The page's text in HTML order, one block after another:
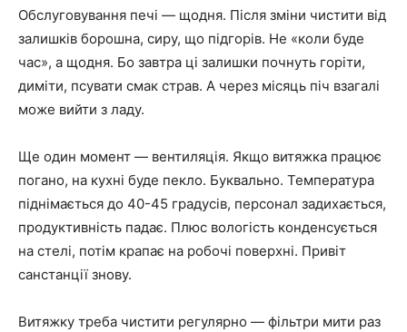
Обслуговування печі — щодня. Після зміни чистити від
залишків борошна, сиру, що підгорів. Не «коли буде
час», а щодня. Бо завтра ці залишки почнуть горіти,
диміти, псувати смак страв. А через місяць піч взагалі
може вийти з ладу.
Ще один момент — вентиляція. Якщо витяжка працює
погано, на кухні буде пекло. Буквально. Температура
піднімається до 40-45 градусів, персонал задихається,
продуктивність падає. Плюс вологість конденсується
на стелі, потім крапає на робочі поверхні. Привіт
санстанції знову.
Витяжку треба чистити регулярно — фільтри мити раз